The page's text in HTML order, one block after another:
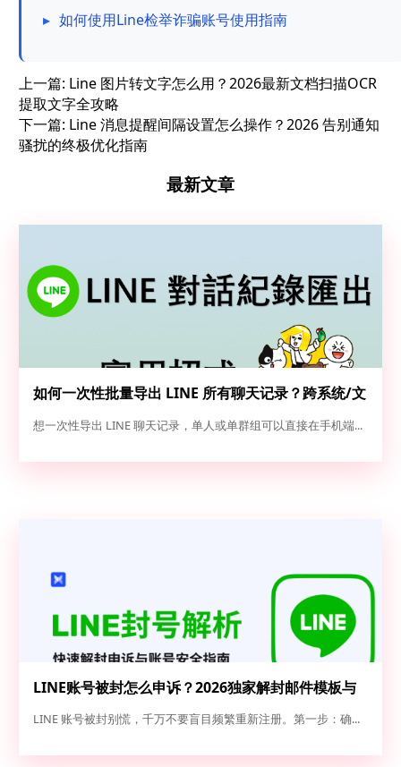
▸ 如何使用Line检举诈骗账号使用指南
上一篇: Line 图片转文字怎么用？2026最新文档扫描OCR
提取文字全攻略
下一篇: Line 消息提醒间隔设置怎么操作？2026 告别通知
骚扰的终极优化指南
最新文章
如何一次性批量导出 LINE 所有聊天记录？跨系统/文
想一次性导出 LINE 聊天记录，单人或单群组可以直接在手机端...
LINE账号被封怎么申诉？2026独家解封邮件模板与
高成功率申诉全攻略
LINE 账号被封别慌，千万不要盲目频繁重新注册。第一步：确...